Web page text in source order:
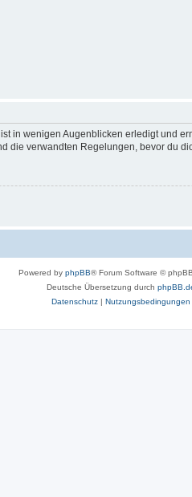
in wenigen Augenblicken erledigt und
verwandten Regelungen, bevor du
Powered by phpBB® Forum Software ©
Deutsche Übersetzung durch
Datenschutz| Nutzungsbedingungen